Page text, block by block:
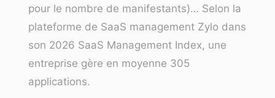
pour le nombre de manifestants)… Selon la
plateforme de SaaS management Zylo dans
son 2026 SaaS Management Index, une
entreprise gère en moyenne 305
applications.